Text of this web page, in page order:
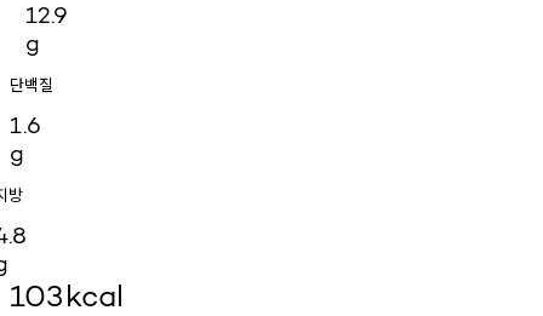
12.9
g
단백질
1.6
g
방
103kcal